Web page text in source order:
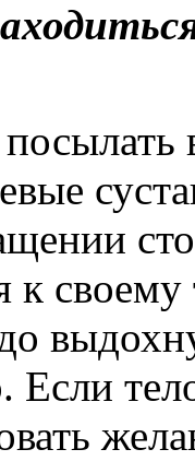
к своему
Если